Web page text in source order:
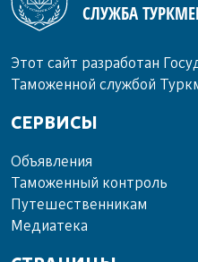
СЛУЖБА
Этот сайт разработан
Таможенной службой
СЕРВИСЫ
Объ­яв­ле­ния
Та­мо­жен­ный кон­троль
Пу­те­шест­вен­ни­кам
Ме­диа­те­ка